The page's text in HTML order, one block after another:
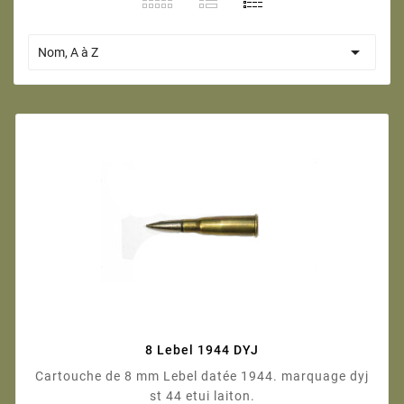
Nom, A à Z 
8 Lebel 1944 DYJ
Cartouche de 8 mm Lebel datée 1944. marquage dyj
st 44 etui laiton.